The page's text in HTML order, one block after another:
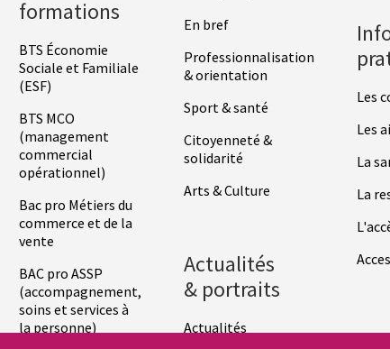
formations
BTS Économie
Sociale et Familiale
(ESF)
BTS MCO
(management
commercial
opérationnel)
Bac pro Métiers du
commerce et de la
vente
BAC pro ASSP
(accompagnement,
soins et services à
la personne)
En bref
Professionnalisation
& orientation
Sport & santé
Citoyenneté &
solidarité
Arts & Culture
Actualités
& portraits
Actualités
Les
Les
La
La